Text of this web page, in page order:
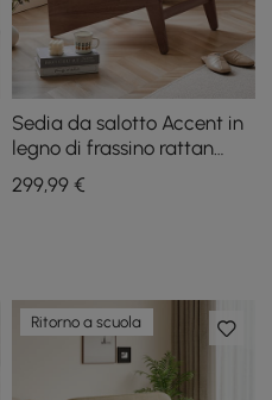
Sedia da salotto Accent in
legno di frassino rattan
noce
299,99€
Ritorno a scuola